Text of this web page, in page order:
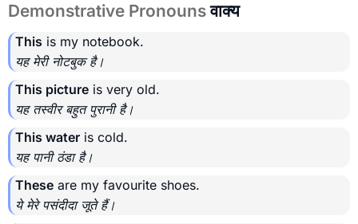
Demonstrative Pronounsवाक्य
This is my notebook.
यह मेरी नोटबुक है।
This picture is very old.
यह तस्वीर बहुत पुरानी है।
This water is cold.
यह पानी ठंडा है।
These are my favourite shoes.
ये मेरे पसंदीदा जूते हैं।